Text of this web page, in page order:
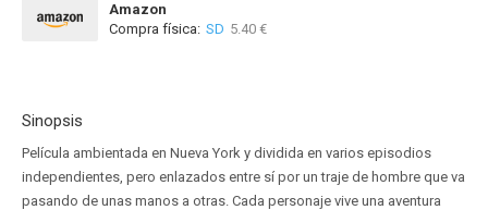
Amazon
Compra física: SD 5.40 €
Sinopsis
Película ambientada en Nueva York y dividida en varios episodios
independientes, pero enlazados entre sí por un traje de hombre que va
pasando de unas manos a otras. Cada personaje vive una aventura